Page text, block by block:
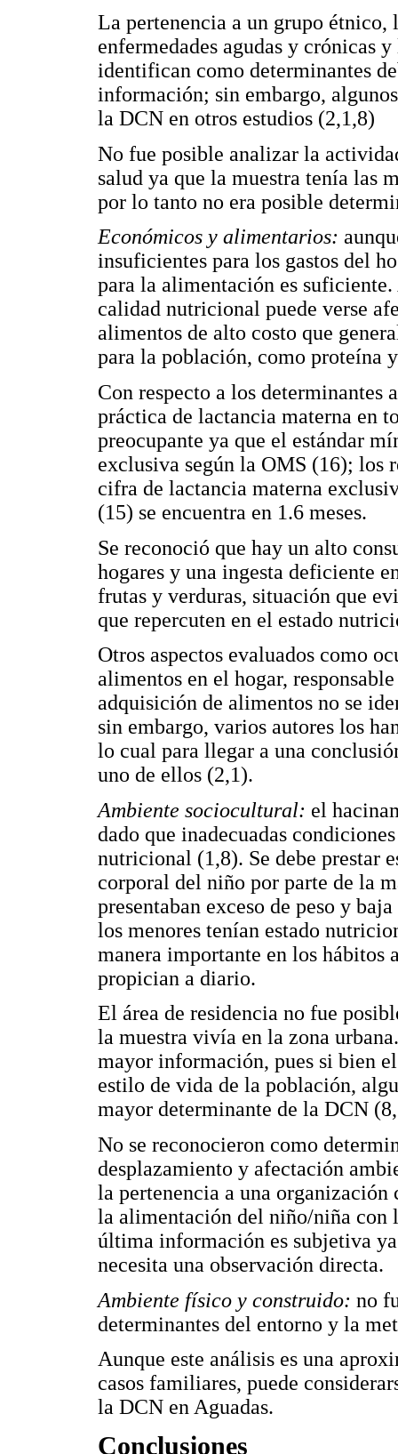
La pertenencia a un grupo étnico,
enfermedades agudas y crónicas
identifican como determinantes
información; sin embargo,
la DCN en otros estudios (2,1,8)
No fue posible analizar la
salud ya que la muestra tenía las
por lo tanto no era posible
Económicos y alimentarios:
insuficientes para los gastos del
para la alimentación es
calidad nutricional puede verse
alimentos de alto costo que
para la población, como proteína
Con respecto a los determinantes
práctica de lactancia materna en
preocupante ya que el estándar
exclusiva según la OMS (16); los
cifra de lactancia materna
(15) se encuentra en 1.6 meses.
Se reconoció que hay un alto
hogares y una ingesta deficiente
frutas y verduras, situación que
que repercuten en el estado
Otros aspectos evaluados como
alimentos en el hogar,
adquisición de alimentos no se
sin embargo, varios autores los
lo cual para llegar a una
uno de ellos (2,1).
Ambiente sociocultural: el
dado que inadecuadas
nutricional (1,8). Se debe prestar
corporal del niño por parte de la
presentaban exceso de peso y
los menores tenían estado
manera importante en los
propician a diario.
El área de residencia no fue
la muestra vivía en la zona
mayor información, pues si bien
estilo de vida de la población,
mayor determinante de la DCN
No se reconocieron como
desplazamiento y afectación
la pertenencia a una
la alimentación del niño/niña con
última información es subjetiva
necesita una observación directa.
Ambiente físico y construido: no
determinantes del entorno y la
Aunque este análisis es una
casos familiares, puede
la DCN en Aguadas.
Conclusiones